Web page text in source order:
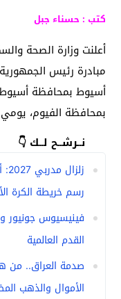
كتب : حسناء جبل
أعلنت وزارة الصحة
مبادرة رئيس
أسيوط بمحافظة
بمحافظة الفيوم، يومي 9و10يناير
نــرشــح لــك 👇
رسم خريطة الكرة
فينيسيوس جونيور
القدم العالمية
صدمة العراق.. من
الأموال والذهب